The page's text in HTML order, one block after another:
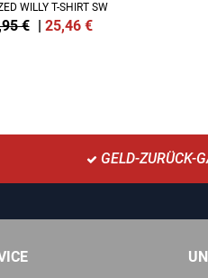
WILLY T-SHIRT SW
€ | 25,46 €
GELD-ZURÜCK-